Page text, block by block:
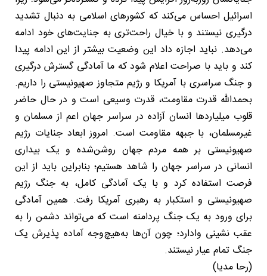
اسرائیل احساس می‌کند که کشورهای اسلامی به دنبال تشدید
درگیری نیستند و با خیال راحت‌تری به جنایت‌های خود ادامه
می‌دهد. نباید اجازه داد این وضعیت بیشتر از این ادامه پیدا
کند و باید با صراحت اعلام شود که ما آمادگی گسترش درگیری
و جنگ سراسری با آمریکا و رژیم متجاوز صهیونیستی را داریم.
بحمدالله قدرت مقاومت، قدرت وسیعی است و در حال حاضر
قلوب میلیاردها انسان آزاده در سراسر جهان اعم از مسلمان و
غیرمسلمان، با جبهه مقاومت است. امروز ابعاد جنایات رژیم
صهیونیستی بر همه مردم جهان روشن‌شده و یک بیداری
انسانی در سراسر جهان را شاهد هستیم؛ بنابراین باید از این
فرصت استفاده کرد و با یک آمادگی کامل، به جنگ رژیم
صهیونیستی و استکبار به رهبری آمریکا رفت. همین آمادگی
برای ورود به یک جنگ پردامنه است که می‌تواند دشمن را به
عقب نشینی وادارد؛ چون آن‌ها به‌هیچ‌وجه آماده پذیرش یک
جنگ تمام عیار نیستند.
(رحا مدیا)